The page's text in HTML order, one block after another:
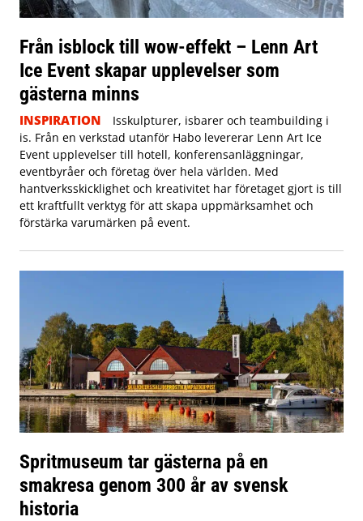
Från isblock till wow-effekt – Lenn Art
Ice Event skapar upplevelser som
gästerna minns
INSPIRATION
Isskulpturer, isbarer och teambuilding i
is. Från en verkstad utanför Habo levererar Lenn Art Ice
Event upplevelser till hotell, konferensanläggningar,
eventbyråer och företag över hela världen. Med
hantverksskicklighet och kreativitet har företaget gjort is till
ett kraftfullt verktyg för att skapa uppmärksamhet och
förstärka varumärken på event.
Spritmuseum tar gästerna på en
smakresa genom 300 år av svensk
historia